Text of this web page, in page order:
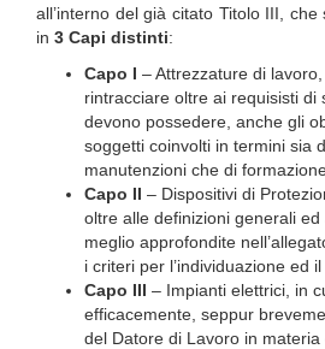
all’interno del già citato Titolo III,
in 3 Capi distinti:
Capo I – Attrezzature di
rintracciare oltre ai requisisti di
devono possedere, anche gli
soggetti coinvolti in termini sia
manutenzioni che di
Capo II – Dispositivi di
oltre alle definizioni generali
meglio approfondite
i criteri per l’individuazione ed
Capo III – Impianti elettrici, in
efficacemente, seppur
del Datore di Lavoro in